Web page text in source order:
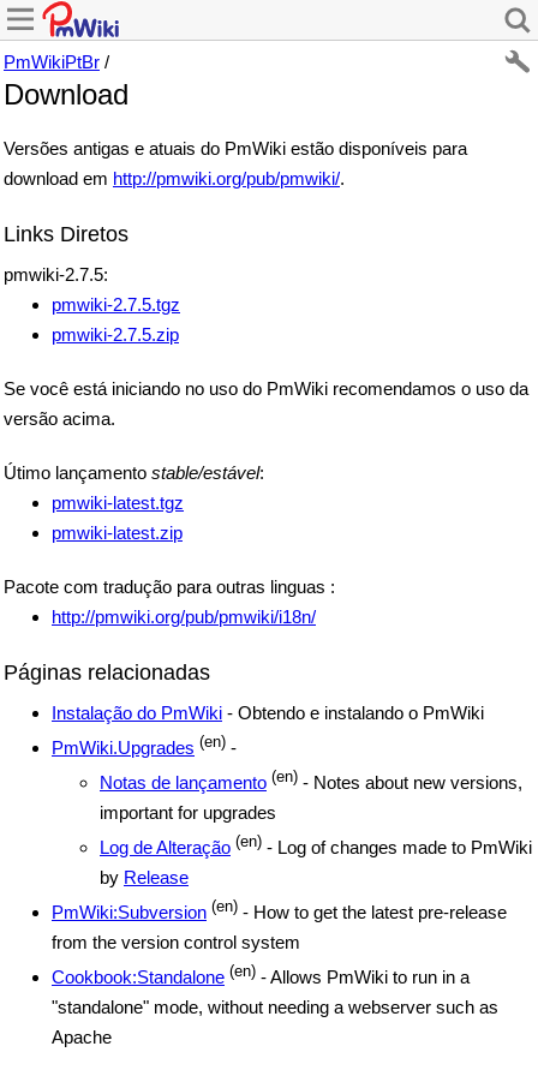
PmWikiPtBr /
Download
Versões antigas e atuais do PmWiki estão disponíveis para
download em http://pmwiki.org/pub/pmwiki/.
Links Diretos
pmwiki-2.7.5:
pmwiki-2.7.5.tgz
pmwiki-2.7.5.zip
Se você está iniciando no uso do PmWiki recomendamos o uso da
versão acima.
Útimo lançamento stable/estável:
pmwiki-latest.tgz
pmwiki-latest.zip
Pacote com tradução para outras linguas :
http://pmwiki.org/pub/pmwiki/i18n/
Páginas relacionadas
Instalação do PmWiki - Obtendo e instalando o PmWiki
PmWiki.Upgrades (en) -
Notas de lançamento (en) - Notes about new versions,
important for upgrades
Log de Alteração (en) - Log of changes made to PmWiki
by Release
PmWiki:Subversion (en) - How to get the latest pre-release
from the version control system
Cookbook:Standalone (en) - Allows PmWiki to run in a
"standalone" mode, without needing a webserver such as
Apache